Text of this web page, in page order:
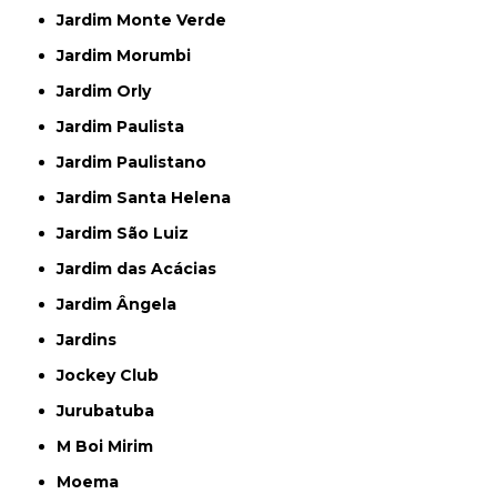
Jardim Monte Verde
Jardim Morumbi
Jardim Orly
Jardim Paulista
Jardim Paulistano
Jardim Santa Helena
Jardim São Luiz
Jardim das Acácias
Jardim Ângela
Jardins
Jockey Club
Jurubatuba
M Boi Mirim
Moema